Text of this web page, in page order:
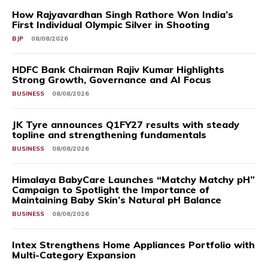
How Rajyavardhan Singh Rathore Won India’s
First Individual Olympic Silver in Shooting
BJP 08/08/2026
HDFC Bank Chairman Rajiv Kumar Highlights
Strong Growth, Governance and AI Focus
BUSINESS 08/08/2026
JK Tyre announces Q1FY27 results with steady
topline and strengthening fundamentals
BUSINESS 08/08/2026
Himalaya BabyCare Launches “Matchy Matchy pH”
Campaign to Spotlight the Importance of
Maintaining Baby Skin’s Natural pH Balance
BUSINESS 08/08/2026
Intex Strengthens Home Appliances Portfolio with
Multi-Category Expansion